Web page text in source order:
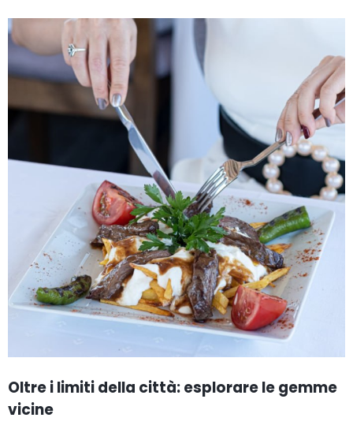
Oltre i limiti della città: esplorare le gemme
vicine